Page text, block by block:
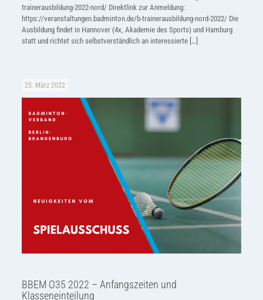
trainerausbildung-2022-nord/ Direktlink zur Anmeldung:
https://veranstaltungen.badminton.de/b-trainerausbildung-nord-2022/ Die
Ausbildung findet in Hannover (4x, Akademie des Sports) und Hamburg
statt und richtet sich selbstverständlich an interessierte[…]
25. März 2022
BBEM O35 2022 – Anfangszeiten und
Klasseneinteilung